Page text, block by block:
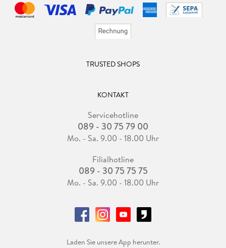
TRUSTED SHOPS
KONTAKT
Servicehotline
089 - 30 75 79 00
Mo. - Sa. 9.00 - 18.00 Uhr
Filialhotline
089 - 30 75 75 75
Mo. - Sa. 9.00 - 18.00 Uhr
Laden Sie unsere App herunter.